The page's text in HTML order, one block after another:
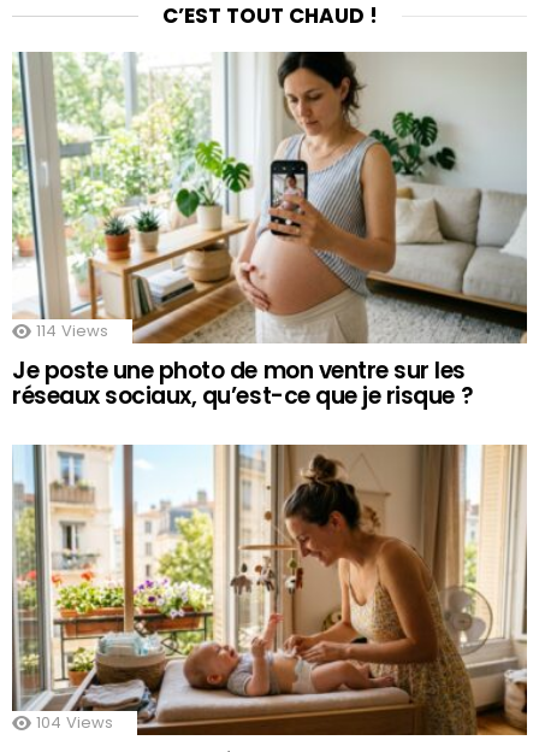
C’EST TOUT CHAUD !
114 Views
Je poste une photo de mon ventre sur les
réseaux sociaux, qu’est-ce que je risque ?
104 Views